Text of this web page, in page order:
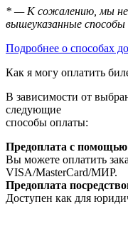
* — К сожалению, мы
вышеуказанные
Подробнее о способах
Как я могу оплатить
В зависимости от
следующие
способы оплаты:
Предоплата с
Вы можете оплатить
VISA/MasterСard/МИР.
Предоплата
Доступен как для